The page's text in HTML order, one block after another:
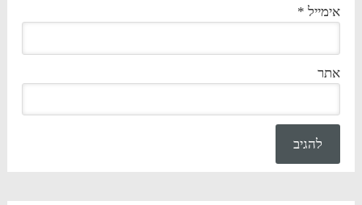
אימייל *
אתר